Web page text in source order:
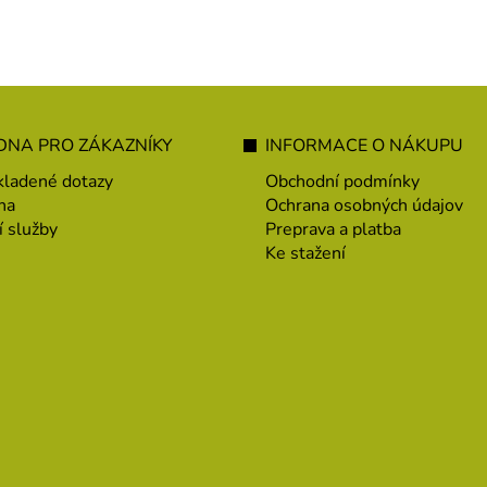
PRO ZÁKAZNÍKY
dotazy
služby
INFORMACE O NÁKUPU
Obchodní podmínky
Ochrana osobných údajov
Preprava a platba
Ke stažení